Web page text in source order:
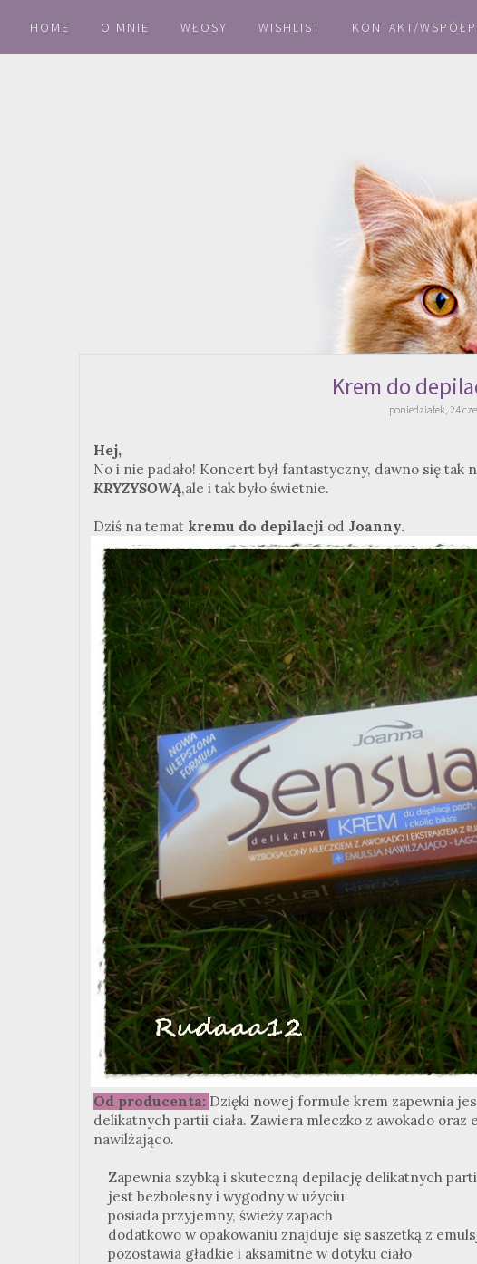
HOME O MNIE WŁOSY WISHLIST KONTAKT/
Krem do
poniedziałek, 24
Hej,
No i nie padało! Koncert był fantastyczny, dawno się tak
KRYZYSOWĄ,ale i tak było świetnie.
Dziś na temat kremu do depilacji od Joanny.
Od producenta: Dzięki nowej formule krem zapewnia
delikatnych partii ciała. Zawiera mleczko z awokado oraz
nawilżająco.
Zapewnia szybką i skuteczną depilację delikatnych
jest bezbolesny i wygodny w użyciu
posiada przyjemny, świeży zapach
dodatkowo w opakowaniu znajduje się saszetką z
pozostawia gładkie i aksamitne w dotyku ciało